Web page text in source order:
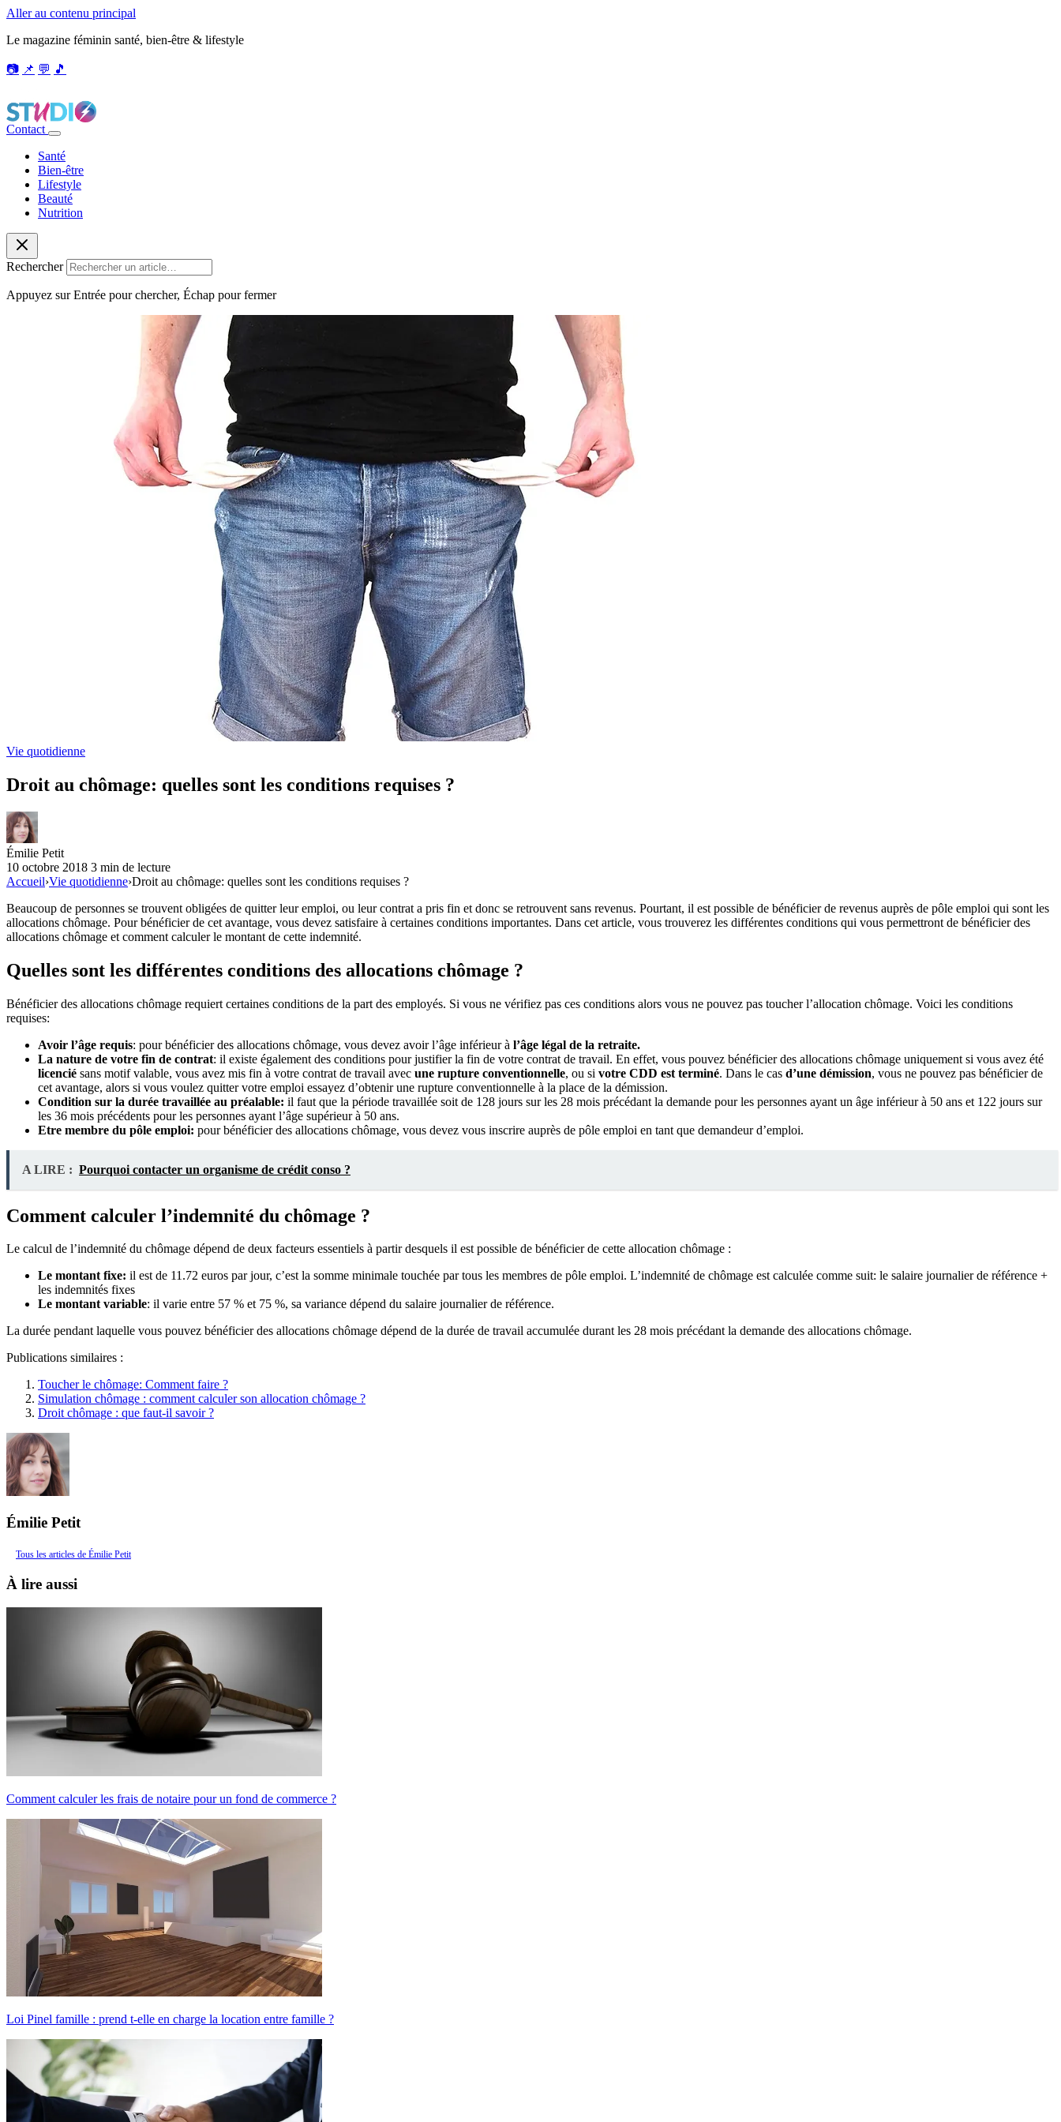
Aller au contenu principal
Le magazine féminin santé, bien-être & lifestyle
📷 📌 💬 🎵
Contact
Santé
Bien-être
Lifestyle
Beauté
Nutrition
Rechercher
Appuyez sur Entrée pour chercher, Échap pour fermer
Vie quotidienne
Droit au chômage: quelles sont les conditions requises ?
Émilie Petit
10 octobre 2018 3 min de lecture
Accueil›Vie quotidienne›Droit au chômage: quelles sont les conditions requises ?
Beaucoup de personnes se trouvent obligées de quitter leur emploi, ou leur contrat a pris fin et donc se retrouvent sans revenus. Pourtant, il est possible de bénéficier de revenus auprès de pôle emploi qui sont les
allocations chômage. Pour bénéficier de cet avantage, vous devez satisfaire à certaines conditions importantes. Dans cet article, vous trouverez les différentes conditions qui vous permettront de bénéficier des
allocations chômage et comment calculer le montant de cette indemnité.
Quelles sont les différentes conditions des allocations chômage ?
Bénéficier des allocations chômage requiert certaines conditions de la part des employés. Si vous ne vérifiez pas ces conditions alors vous ne pouvez pas toucher l’allocation chômage. Voici les conditions
requises:
Avoir l’âge requis: pour bénéficier des allocations chômage, vous devez avoir l’âge inférieur à l’âge légal de la retraite.
La nature de votre fin de contrat: il existe également des conditions pour justifier la fin de votre contrat de travail. En effet, vous pouvez bénéficier des allocations chômage uniquement si vous avez été
licencié sans motif valable, vous avez mis fin à votre contrat de travail avec une rupture conventionnelle, ou si votre CDD est terminé. Dans le cas d’une démission, vous ne pouvez pas bénéficier de
cet avantage, alors si vous voulez quitter votre emploi essayez d’obtenir une rupture conventionnelle à la place de la démission.
Condition sur la durée travaillée au préalable: il faut que la période travaillée soit de 128 jours sur les 28 mois précédant la demande pour les personnes ayant un âge inférieur à 50 ans et 122 jours sur
les 36 mois précédents pour les personnes ayant l’âge supérieur à 50 ans.
Etre membre du pôle emploi: pour bénéficier des allocations chômage, vous devez vous inscrire auprès de pôle emploi en tant que demandeur d’emploi.
A LIRE : Pourquoi contacter un organisme de crédit conso ?
Comment calculer l’indemnité du chômage ?
Le calcul de l’indemnité du chômage dépend de deux facteurs essentiels à partir desquels il est possible de bénéficier de cette allocation chômage :
Le montant fixe: il est de 11.72 euros par jour, c’est la somme minimale touchée par tous les membres de pôle emploi. L’indemnité de chômage est calculée comme suit: le salaire journalier de référence +
les indemnités fixes
Le montant variable: il varie entre 57 % et 75 %, sa variance dépend du salaire journalier de référence.
La durée pendant laquelle vous pouvez bénéficier des allocations chômage dépend de la durée de travail accumulée durant les 28 mois précédant la demande des allocations chômage.
Publications similaires :
Toucher le chômage: Comment faire ?
Simulation chômage : comment calculer son allocation chômage ?
Droit chômage : que faut-il savoir ?
Émilie Petit
Tous les articles de Émilie Petit
À lire aussi
Comment calculer les frais de notaire pour un fond de commerce ?
Loi Pinel famille : prend t-elle en charge la location entre famille ?